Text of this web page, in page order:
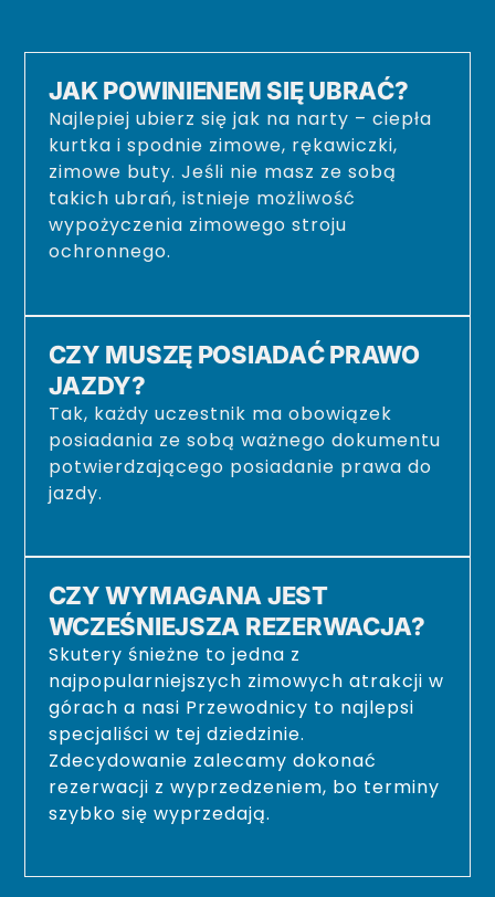
JAK POWINIENEM SIĘ UBRAĆ?
Najlepiej ubierz się jak na narty – ciepła
kurtka i spodnie zimowe, rękawiczki,
zimowe buty. Jeśli nie masz ze sobą
takich ubrań, istnieje możliwość
wypożyczenia zimowego stroju
ochronnego.
CZY MUSZĘ POSIADAĆ PRAWO
JAZDY?
Tak, każdy uczestnik ma obowiązek
posiadania ze sobą ważnego dokumentu
potwierdzającego posiadanie prawa do
jazdy.
CZY WYMAGANA JEST
WCZEŚNIEJSZA REZERWACJA?
Skutery śnieżne to jedna z
najpopularniejszych zimowych atrakcji w
górach a nasi Przewodnicy to najlepsi
specjaliści w tej dziedzinie.
Zdecydowanie zalecamy dokonać
rezerwacji z wyprzedzeniem, bo terminy
szybko się wyprzedają.